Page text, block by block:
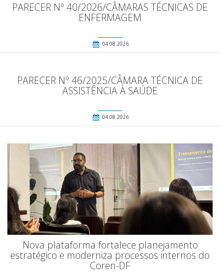
PARECER Nº 40/2026/CÂMARAS TÉCNICAS DE
ENFERMAGEM
04.08.2026
PARECER Nº 46/2025/CÂMARA TÉCNICA DE
ASSISTÊNCIA À SAÚDE
04.08.2026
Nova plataforma fortalece planejamento
estratégico e moderniza processos internos do
Coren-DF